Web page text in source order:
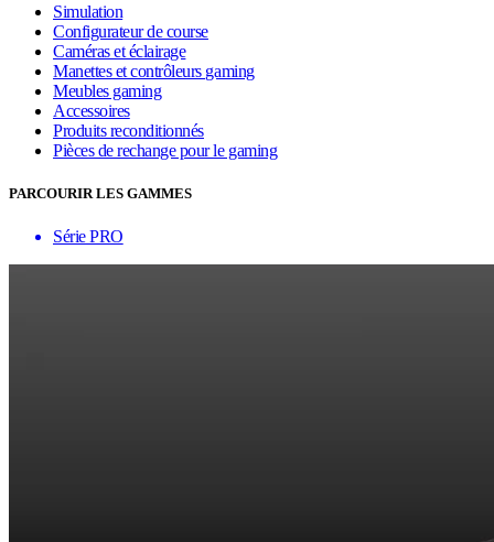
Simulation
Configurateur de course
Caméras et éclairage
Manettes et contrôleurs gaming
Meubles gaming
Accessoires
Produits reconditionnés
Pièces de rechange pour le gaming
PARCOURIR LES GAMMES
Série PRO